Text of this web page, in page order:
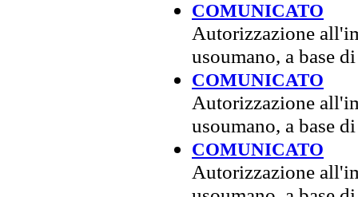
COMUNICATO
Autorizzazione
usoumano, a base
COMUNICATO
Autorizzazione
usoumano, a base
COMUNICATO
Autorizzazione